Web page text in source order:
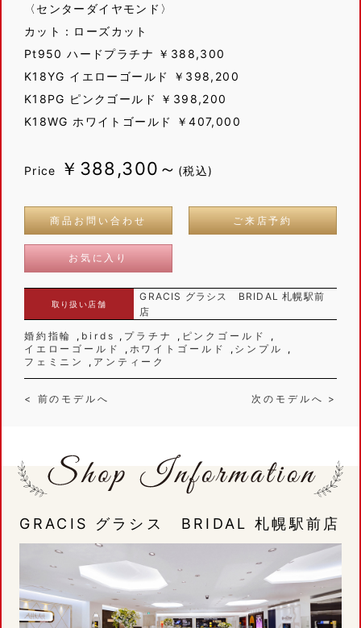
〈センターダイヤモンド〉
カット：ローズカット
Pt950 ハードプラチナ ￥388,300
K18YG イエローゴールド ￥398,200
K18PG ピンクゴールド ￥398,200
K18WG ホワイトゴールド ￥407,000
Price ￥388,300～ (税込)
商品お問い合わせ ご来店予約
お気に入り
取り扱い店舗
GRACIS グラシス BRIDAL 札幌駅前
店
婚約指輪
birds プラチナ
ピンクゴールド
イエローゴールド
ホワイトゴールド
シンプル
フェミニン
アンティーク
< 前のモデルへ 次のモデルへ >
GRACIS グラシス BRIDAL 札幌駅前店